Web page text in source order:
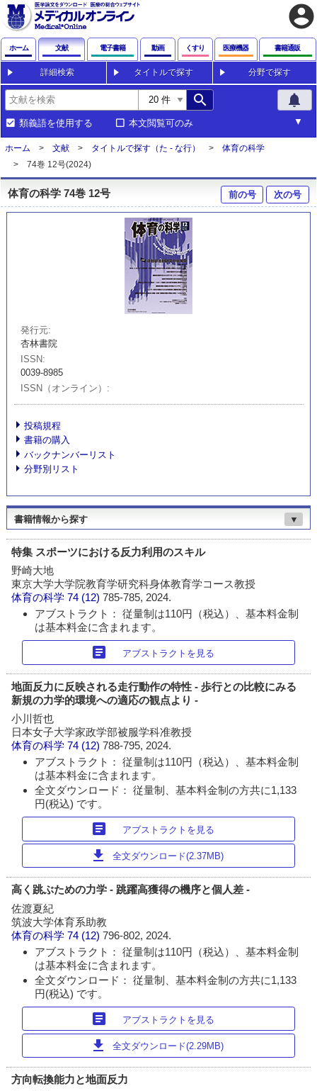
account_circle
ホーム 文献 電子書籍 動画 くすり 医療機器 書籍通販
詳細検索 タイトルで探す 分野で探す
search notifications
類義語を使用する 本文閲覧可のみ
ホーム 文献 タイトルで探す（た - な行）
体育の科学
74巻 12号(2024)
体育の科学 74巻 12号 前の号 次の号
発行元
杏林書院
ISSN
0039-8985
ISSN（オンライン）
投稿規程
書籍の購入
バックナンバーリスト
分野別リスト
書籍情報から探す ▼
特集 スポーツにおける反力利用のスキル
野崎大地
東京大学大学院教育学研究科身体教育学コース教授
体育の科学 74 (12)785-785, 2024.
アブストラクト： 従量制は110円（税込）、基本料金制
は基本料金に含まれます。
article アブストラクトを見る
地面反力に反映される走行動作の特性 - 歩行との比較にみる
新規の力学的環境への適応の観点より -
小川哲也
日本女子大学家政学部被服学科准教授
体育の科学 74 (12)788-795, 2024.
アブストラクト： 従量制は110円（税込）、基本料金制
は基本料金に含まれます。
全文ダウンロード： 従量制、基本料金制の方共に1,133
円(税込) です。
article アブストラクトを見る
download 全文ダウンロード(2.37MB)
高く跳ぶための力学 - 跳躍高獲得の機序と個人差 -
佐渡夏紀
筑波大学体育系助教
体育の科学 74 (12)796-802, 2024.
アブストラクト： 従量制は110円（税込）、基本料金制
は基本料金に含まれます。
全文ダウンロード： 従量制、基本料金制の方共に1,133
円(税込) です。
article アブストラクトを見る
download 全文ダウンロード(2.29MB)
方向転換能力と地面反力